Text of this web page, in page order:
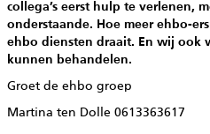
collega’s eerst hulp te verlenen,
onderstaande. Hoe meer ehbo-
ehbo diensten draait. En wij ook
kunnen behandelen.
Groet de ehbo groep
Martina ten Dolle 0613363617